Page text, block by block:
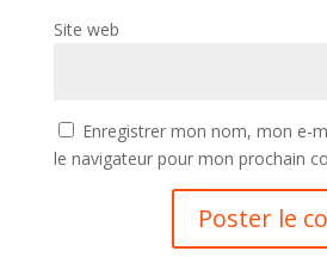
Site web
Enregistrer mon nom, mon e-
le navigateur pour mon prochain